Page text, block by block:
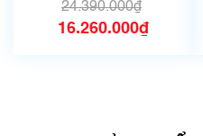
24.390.000₫
16.260.000₫